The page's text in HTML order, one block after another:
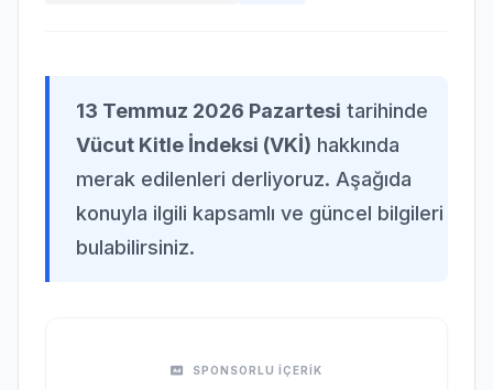
13 Temmuz 2026 Pazartesi tarihinde
Vücut Kitle İndeksi (VKİ) hakkında
merak edilenleri derliyoruz. Aşağıda
konuyla ilgili kapsamlı ve güncel bilgileri
bulabilirsiniz.
SPONSORLU İÇERİK